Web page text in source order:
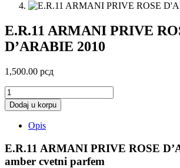
E.R.11 ARMANI PRIVE
D’ARABIE 2010
1,500.00 рсд
E.R.11
ARMANI
PRIVE
ROSE
D'ARABIE
2010
količina
Dodaj u korpu
Opis
E.R.11 ARMANI PRIVE ROSE
amber cvetni parfem